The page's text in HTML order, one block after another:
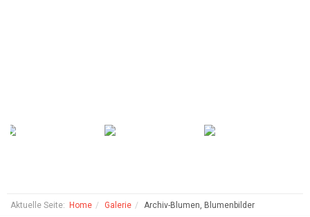
Aktuelle Seite: Home Galerie Archiv-Blumen, Blumenbilder